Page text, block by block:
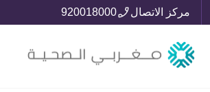
مركز الاتصال 920018000